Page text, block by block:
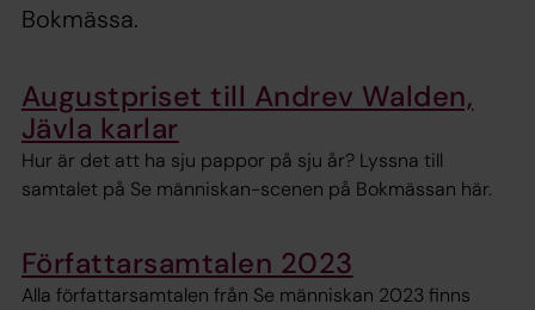
Bokmässa.
Augustpriset till Andrev Walden,
Jävla karlar
Hur är det att ha sju pappor på sju år? Lyssna till
samtalet på Se människan-scenen på Bokmässan här.
Författarsamtalen 2023
Alla författarsamtalen från Se människan 2023 finns